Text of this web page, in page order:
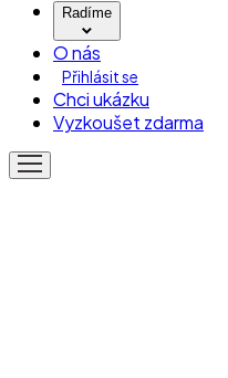
Radíme
O nás
Přihlásit se
Chci ukázku
Vyzkoušet zdarma